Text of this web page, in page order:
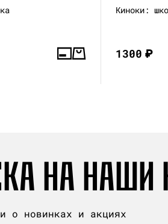
Киноки:
1300₽
НА НАШИ
о новинках и акциях